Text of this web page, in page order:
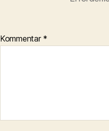
Kommentar *